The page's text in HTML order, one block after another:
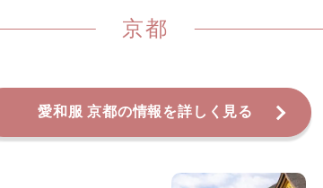
京都
愛和服 京都の情報を詳しく見る